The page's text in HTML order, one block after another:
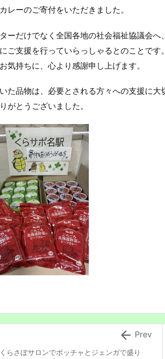
レーのご寄付をいただきました。
ーだけでなく全国各地の社会福祉協議会へ、
ご支援を行っていらっしゃるとのことです。
気持ちに、心より感謝申し上げます。
た品物は、必要とされる方々への支援に大
がとうございました。
くらさぽサロンでボッチャとジェンガで盛り
 Prev